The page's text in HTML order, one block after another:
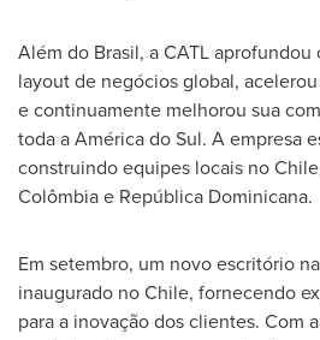
Além do Brasil, a CATL
layout de negócios global,
e continuamente melhorou sua
toda a América do Sul. A empresa
construindo equipes locais noChile
Colômbia e República Dominicana.
Em setembro, um novo escritório
inaugurado noChile, fornecendo
para a inovação dos clientes. Com